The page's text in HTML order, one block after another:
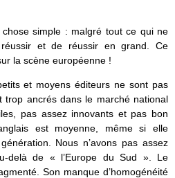
simple : malgré tout ce qui ne
et de réussir en grand. Ce
la scène européenne !
et moyens éditeurs ne sont pas
trop ancrés dans le marché national
pas assez innovants et pas bon
est moyenne, même si elle
Nous n’avons pas assez
delà de « l’Europe du Sud ». Le
Son manque d’homogénéité